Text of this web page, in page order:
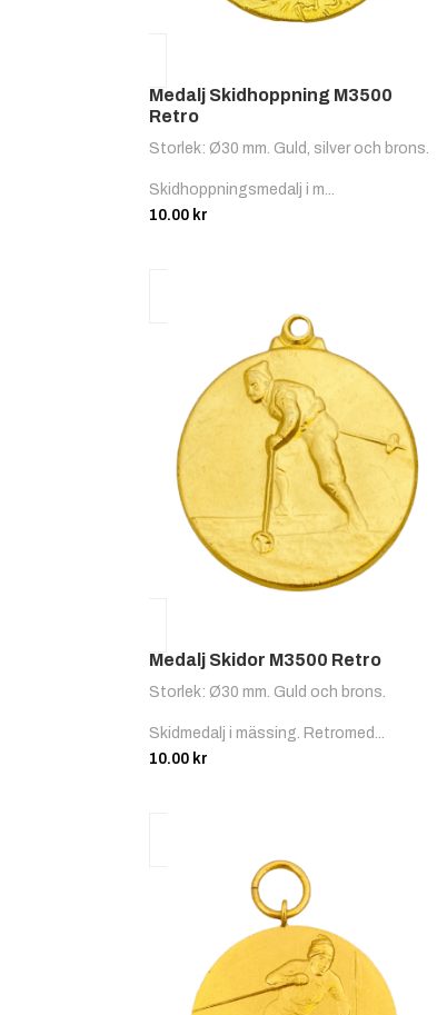
Medalj Skidhoppning M3500
Retro
Storlek: Ø30 mm. Guld, silver och brons.
Skidhoppningsmedalj i m...
10.00 kr
Medalj Skidor M3500 Retro
Storlek: Ø30 mm. Guld och brons.
Skidmedalj i mässing. Retromed...
10.00 kr